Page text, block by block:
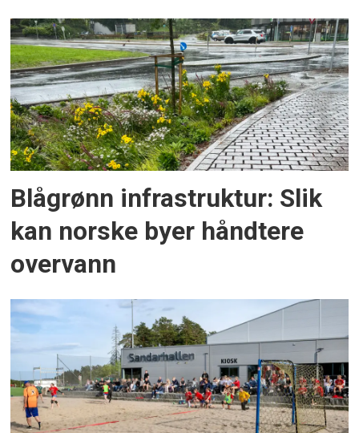
Blågrønn infrastruktur: Slik
kan norske byer håndtere
overvann